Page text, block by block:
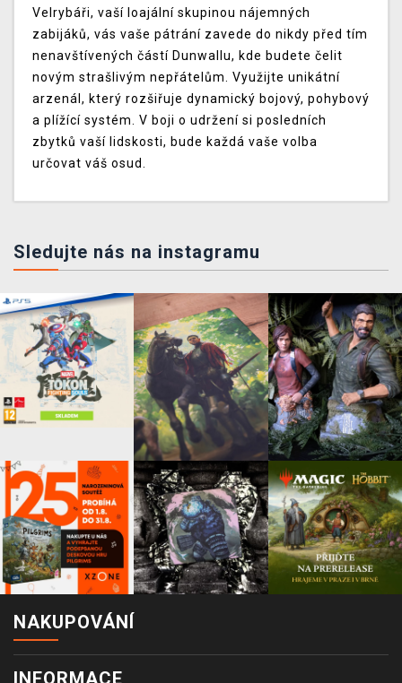
Velrybáři, vaší loajální skupinou nájemných
zabijáků, vás vaše pátrání zavede do nikdy před tím
nenavštívených částí Dunwallu, kde budete čelit
novým strašlivým nepřátelům. Využijte unikátní
arzenál, který rozšiřuje dynamický bojový, pohybový
a plížící systém. V boji o udržení si posledních
zbytků vaší lidskosti, bude každá vaše volba
určovat váš osud.
Sledujte nás na instagramu
NAKUPOVÁNÍ
INFORMACE